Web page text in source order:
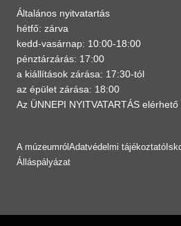
Általános nyitvatartás
hétfő: zárva
kedd-vasárnap: 10:00-18:00
pénztárzárás: 17:00
a kiállítások zárása: 17:30-tól
az épület zárása: 18:00
Az ÜNNEPI NYITVATARTÁS elérhető
A múzeumról Adatvédelmi tájékoztató
Álláspályázat